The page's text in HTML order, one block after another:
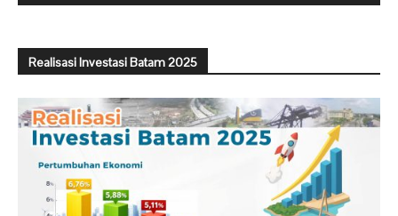
Realisasi Investasi Batam 2025